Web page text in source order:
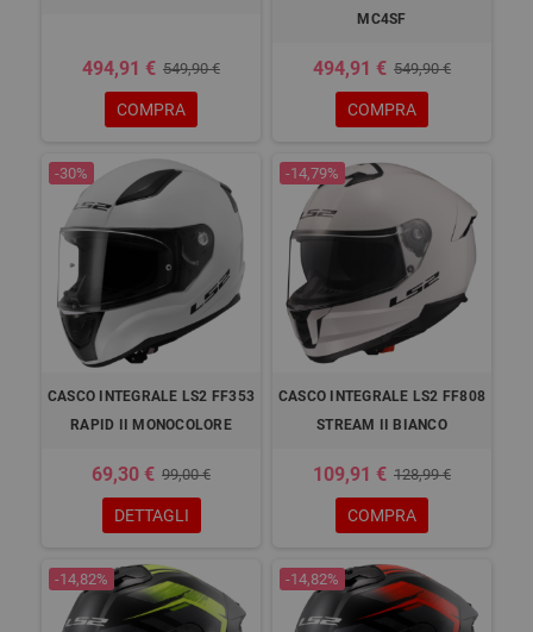
494,91 € 549,90 €
COMPRA
MC4SF
494,91 € 549,90 €
COMPRA
-30%
CASCO INTEGRALE LS2 FF353
RAPID II MONOCOLORE
69,30 € 99,00 €
DETTAGLI
-14,79%
CASCO INTEGRALE LS2 FF808
STREAM II BIANCO
109,91 € 128,99 €
COMPRA
-14,82% -14,82%